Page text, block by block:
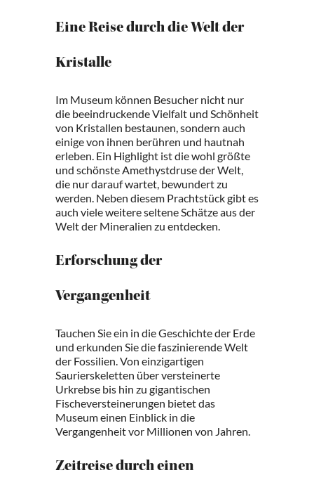
Eine Reise durch die Welt der
Kristalle
Im Museum können Besucher nicht nur
die beeindruckende Vielfalt und Schönheit
von Kristallen bestaunen, sondern auch
einige von ihnen berühren und hautnah
erleben. Ein Highlight ist die wohl größte
und schönste Amethystdruse der Welt,
die nur darauf wartet, bewundert zu
werden. Neben diesem Prachtstück gibt es
auch viele weitere seltene Schätze aus der
Welt der Mineralien zu entdecken.
Erforschung der
Vergangenheit
Tauchen Sie ein in die Geschichte der Erde
und erkunden Sie die faszinierende Welt
der Fossilien. Von einzigartigen
Saurierskeletten über versteinerte
Urkrebse bis hin zu gigantischen
Fischeversteinerungen bietet das
Museum einen Einblick in die
Vergangenheit vor Millionen von Jahren.
Zeitreise durch einen